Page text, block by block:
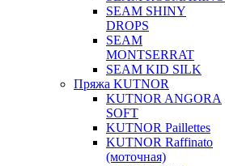
SEAM SHINY
DROPS
SEAM
MONTSERRAT
SEAM KID SILK
Пряжа KUTNOR
KUTNOR ANGORA
SOFT
KUTNOR Paillettes
KUTNOR Raffinato
(моточная)